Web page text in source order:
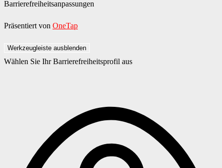
Barrierefreiheitsanpassungen
Präsentiert von OneTap
Werkzeugleiste ausblenden
Wählen Sie Ihr Barrierefreiheitsprofil aus